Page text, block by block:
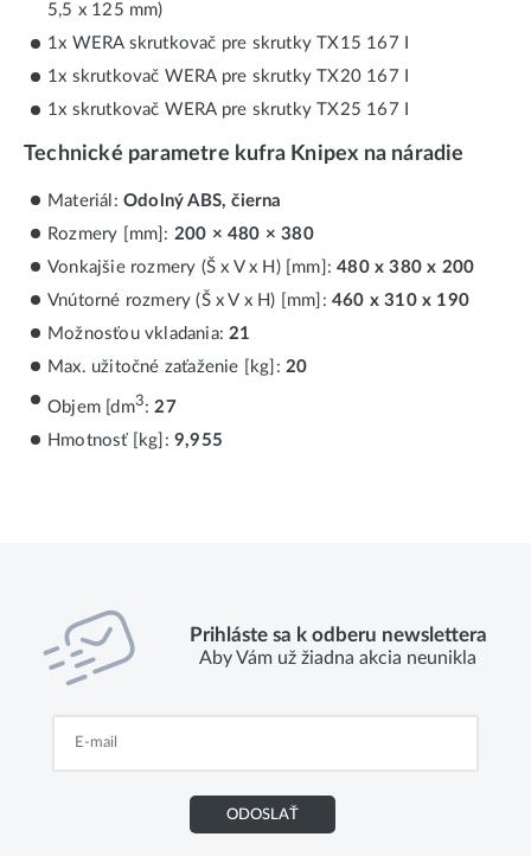
5,5 x 125 mm)
1x WERA skrutkovač pre skrutky TX15 167 I
1x skrutkovač WERA pre skrutky TX20 167 I
1x skrutkovač WERA pre skrutky TX25 167 I
Technické parametre kufra Knipex na náradie
Materiál: Odolný ABS, čierna
Rozmery [mm]: 200 × 480 × 380
Vonkajšie rozmery (Š x V x H) [mm]:480 x 380 x 200
Vnútorné rozmery (Š x V x H) [mm]: 460 x 310 x 190
Možnosťou vkladania: 21
Max. užitočné zaťaženie [kg]: 20
Objem [dm3: 27
Hmotnosť [kg]: 9,955
Prihláste sa k odberu newslettera
Aby Vám už žiadna akcia neunikla
ODOSLAŤ